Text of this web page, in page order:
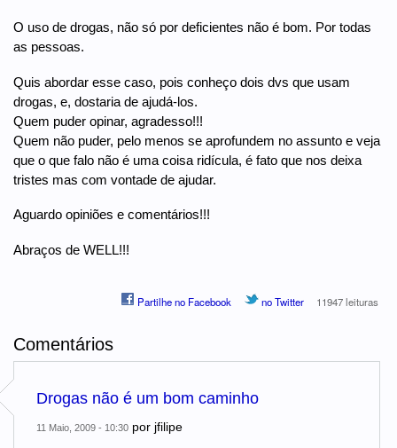
O uso de drogas, não só por deficientes não é bom. Por todas
as pessoas.
Quis abordar esse caso, pois conheço dois dvs que usam
drogas, e, dostaria de ajudá-los.
Quem puder opinar, agradesso!!!
Quem não puder, pelo menos se aprofundem no assunto e veja
que o que falo não é uma coisa ridícula, é fato que nos deixa
tristes mas com vontade de ajudar.
Aguardo opiniões e comentários!!!
Abraços de WELL!!!
Partilhe no Facebook no Twitter 11947 leituras
Comentários
Drogas não é um bom caminho
11 Maio, 2009 - 10:30 por jfilipe